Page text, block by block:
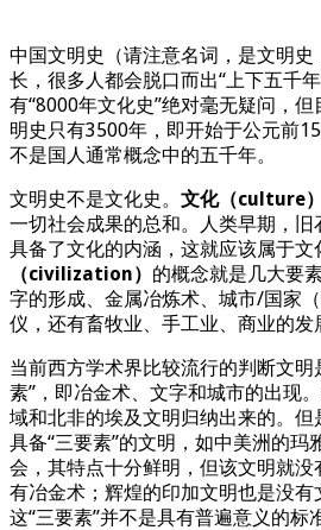
中国文明史（请注意名词，是文明
长，很多人都会脱口而出“上下五千
有“8000年文化史”绝对毫无疑问，
明史只有3500年，即开始于公元前
不是国人通常概念中的五千年。
文明史不是文化史。 文化（culture）
一切社会成果的总和。人类早期，
具备了文化的内涵，这就应该属于文
（civilization） 的概念就是几大要
字的形成、金属冶炼术、城市/国家
仪，还有畜牧业、手工业、商业的发
当前西方学术界比较流行的判断文明
素”，即冶金术、文字和城市的出现
域和北非的埃及文明归纳出来的。
具备“三要素”的文明，如中美洲的玛
会，其特点十分鲜明，但该文明就
有冶金术；辉煌的印加文明也是没有
这“三要素”并不是具有普遍意义的标